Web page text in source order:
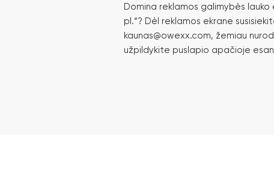
Domina reklamos galimybės lauko
pl.“? Dėl reklamos ekrane
kaunas@owexx.com, žemiau
užpildykite puslapio apačioje